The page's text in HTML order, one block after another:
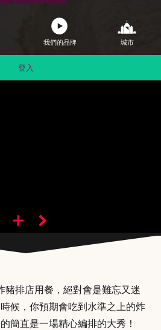
我們的品牌 城市
登入
豬排店用餐，絕對會是難忘又迷
候，你預期會吃到水準之上的炸
簡直是一場精心編排的大秀！